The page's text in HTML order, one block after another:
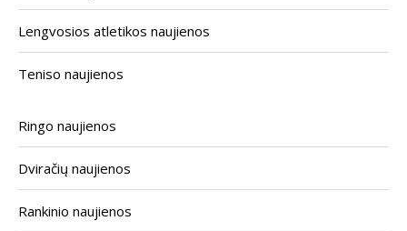
Lengvosios atletikos naujienos
Teniso naujienos
Ringo naujienos
Dviračių naujienos
Rankinio naujienos